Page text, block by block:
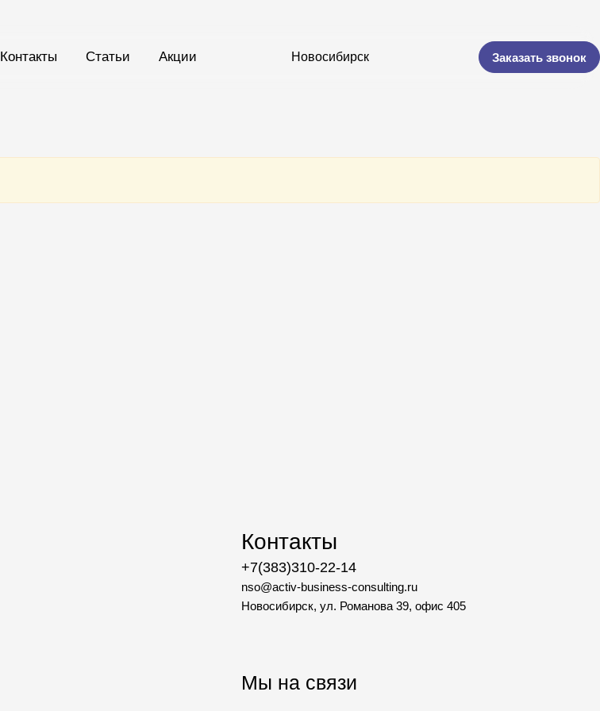
Контакты Статьи Акции Новосибирск Заказать звонок
Контакты
+7(383)310-22-14
nso@activ-business-consulting.ru
Новосибирск, ул. Романова 39, офис 405
Мы на связи